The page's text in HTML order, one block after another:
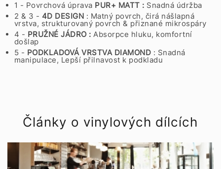
1 - Povrchová úprava PUR+ MATT : Snadná údržba
2 & 3 - 4D DESIGN : Matný povrch, čirá nášlapná
vrstva, strukturovaný povrch & přiznané mikrospáry
4 - PRUŽNÉ JÁDRO : Absorpce hluku, komfortní
došlap
5 - PODKLADOVÁ VRSTVA DIAMOND : Snadná
manipulace, Lepší přilnavost k podkladu
Články o vinylových dílcích